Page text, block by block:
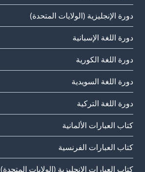
دورة الإنجليزية (الولايات المتحدة)
دورة اللغة الإسبانية
دورة اللغة الكورية
دورة اللغة السويدية
دورة اللغة التركية
كتاب العبارات الألمانية
كتاب العبارات الفرنسية
كتاب العبارات الإنجليزية (الولايات المتحدة)